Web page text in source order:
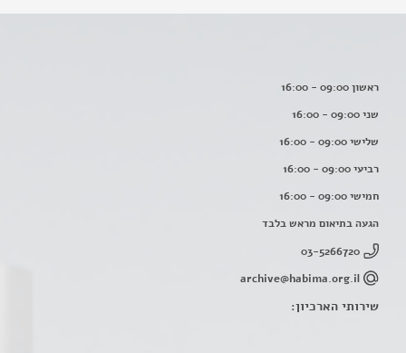
ראשון 09:00 - 16:00
שני 09:00 - 16:00
שלישי 09:00 - 16:00
רביעי 09:00 - 16:00
חמישי 09:00 - 16:00
הגעה בתיאום מראש בלבד
03-5266720
archive@habima.org.il
שירותי הארכיון: